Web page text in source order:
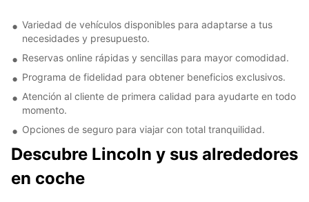
Variedad de vehículos disponibles para adaptarse a tus
necesidades y presupuesto.
Reservas online rápidas y sencillas para mayor comodidad.
Programa de fidelidad para obtener beneficios exclusivos.
Atención al cliente de primera calidad para ayudarte en todo
momento.
Opciones de seguro para viajar con total tranquilidad.
Descubre Lincoln y sus alrededores
en coche